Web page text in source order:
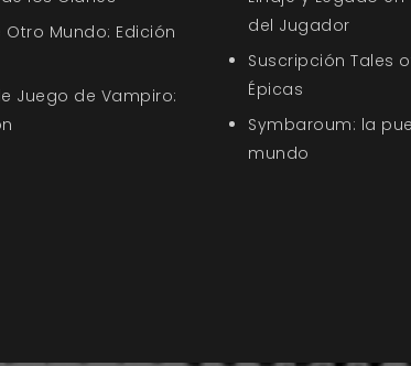
Mundo: Edición
Juego de Vampiro:
del Jugador
Suscripción Tales
Épicas
Symbaroum: la
mundo